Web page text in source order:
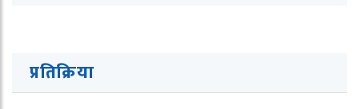
प्रतिक्रिया